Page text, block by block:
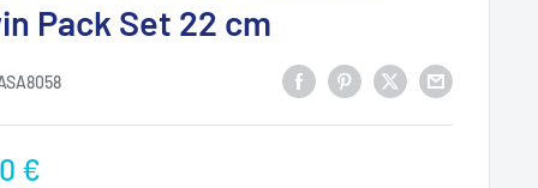
Pack Set 22 cm
€